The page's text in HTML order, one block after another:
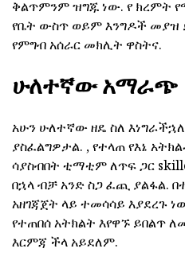
ቅልጥምንም ዝግጁ ነው. የ ክረምት
የቤት ውስጥ ወይም እንግዶች መያዝ
የምግብ አሰራር መክሊት ዋስትና.
ሁለተኛው አማራጭ
አሁን ሁለተኛው ዘዴ ስለ
ያስፈልግዎታል. , የተላጠ የእኔ
ሳያስብበት ቲማቲም ለጥፍ ጋር
በኋላ ብቻ አንድ ስጋ ፈጪ ያልፋል.
አዘገጃጀት ላይ ተመሳሳይ እያደረጉ
የተጠበሰ አትክልት እየዋኙ ይበልጥ
እርምጃ ችላ አይደለም.